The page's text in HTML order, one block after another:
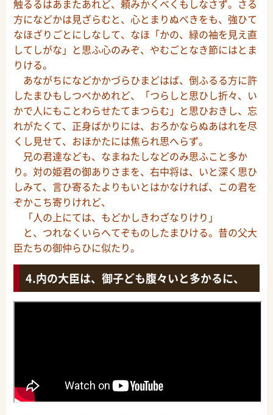
触るるはあまたあれど、頼みかくべくもしなさず。さる
方になどかは見ざらむと、心とまりぬべきをも、強ひて
なほざりごとにしなして、なほ「かの、緑の袖を見え直
してしがな」と思ふ心のみぞ、やむごとなき節にはとま
りける。
あながちになどかかづらひまどはば、倒ふるる方に許
したまひもしつべかめれど、「つらしと思ひし折々、い
かで人にもことわらせたてまつらむ」と思ひおきし、忘
れがたくて、正身ばかりには、おろかならぬあはれを尽
くし見せて、おほかたには焦られ思へらず。
兄の君達なども、なまねたしなどのみ思ふこと多か
り。対の姫君の御ありさまを、右中将は、いと深く思ひ
しみて、言ひ寄るたよりもいとはかなければ、この君を
ぞかこち寄りけれど、
「人の上にては、もどかしきわざなりけり」
と、つれなくいらへてぞものしたまひける。昔の父大
臣たちの御仲らひに似たり。
内の大臣は、御子ども腹々いと多かるに、